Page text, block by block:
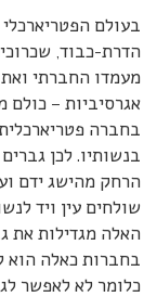
בעולם הפטריארכלי
הדרת-כבוד,
מעמדו החברתי ואת
אגרסיביות – כולם
בחברה
בנשותיו. לכן
הרחק מהישג ידם
שולחים עין ויד
האלה מגדילות את
בחברות כאלה הוא
כלומר לא לאפשר